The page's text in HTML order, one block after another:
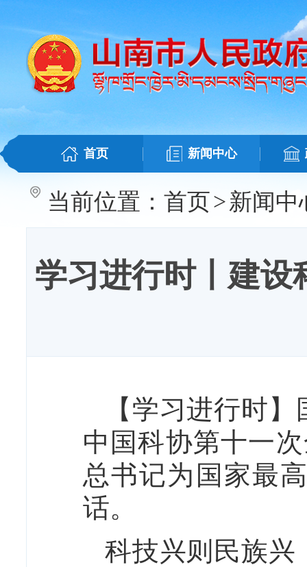
首页 新闻中心
当前位置： 首页>新闻中
学习进行时丨建设
【学习进行时
中国科协第十一
总书记为国家最
话。
科技兴则民族兴